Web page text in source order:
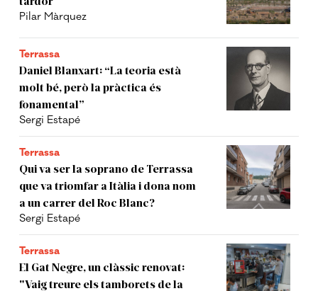
Pilar Màrquez
Terrassa
Daniel Blanxart: “La teoria està
molt bé, però la pràctica és
fonamental”
Sergi Estapé
Terrassa
Qui va ser la soprano de Terrassa
que va triomfar a Itàlia i dona nom
a un carrer del Roc Blanc?
Sergi Estapé
Terrassa
El Gat Negre, un clàssic renovat:
"Vaig treure els tamborets de la